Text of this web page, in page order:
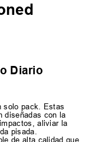
Diario
solo pack. Estas
diseñadas con la
aliviar la
pisada.
de alta calidad que